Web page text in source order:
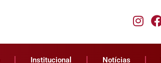
Institucional Notícias